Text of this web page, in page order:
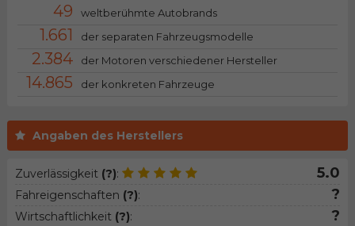
Angaben des Herstellers
Zuverlässigkeit (?): 5.0
Fahreigenschaften (?): ?
Wirtschaftlichkeit (?): ?
49 weltberühmte Autobrands
1.661 der separaten Fahrzeugsmodelle
2.384 der Motoren verschiedener Hersteller
14.865 der konkreten Fahrzeuge